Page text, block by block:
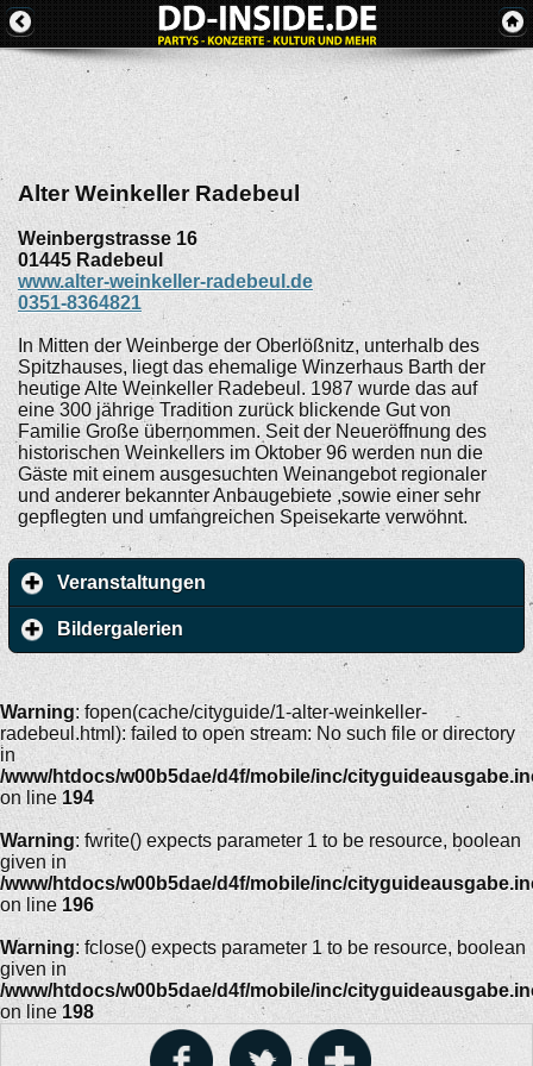
Alter Weinkeller Radebeul
Weinbergstrasse 16
01445 Radebeul
www.alter-weinkeller-radebeul.de
0351-8364821
In Mitten der Weinberge der Oberlößnitz, unterhalb des
Spitzhauses, liegt das ehemalige Winzerhaus Barth der
heutige Alte Weinkeller Radebeul. 1987 wurde das auf
eine 300 jährige Tradition zurück blickende Gut von
Familie Große übernommen. Seit der Neueröffnung des
historischen Weinkellers im Oktober 96 werden nun die
Gäste mit einem ausgesuchten Weinangebot regionaler
und anderer bekannter Anbaugebiete ,sowie einer sehr
gepflegten und umfangreichen Speisekarte verwöhnt.
Veranstaltungen
Bildergalerien
Warning: fopen(cache/cityguide/1-alter-weinkeller-
radebeul.html): failed to open stream: No such file or directory
in
/www/htdocs/w00b5dae/d4f/mobile/inc/
on line 194
Warning: fwrite() expects parameter 1 to be resource, boolean
given in
/www/htdocs/w00b5dae/d4f/mobile/inc/
on line 196
Warning: fclose() expects parameter 1 to be resource, boolean
given in
/www/htdocs/w00b5dae/d4f/mobile/inc/
on line 198